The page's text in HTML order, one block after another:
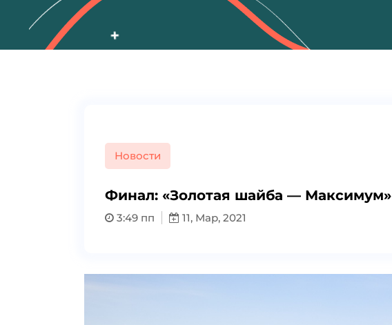
Новости
Финал: «Золотая шайба — Максимум»
3:49 пп 11, Мар, 2021